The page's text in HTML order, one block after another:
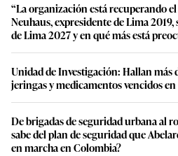
“La organización está recuperando
Neuhaus, expresidente de Lima
de Lima 2027 y en qué más está
Unidad de Investigación: Hallan más
jeringas y medicamentos vencidos
De brigadas de seguridad urbana al
sabe del plan de seguridad que
en marcha en Colombia?